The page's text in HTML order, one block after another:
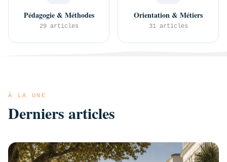
Pédagogie & Méthodes
29 articles
Orientation & Métiers
31 articles
À LA UNE
Derniers articles